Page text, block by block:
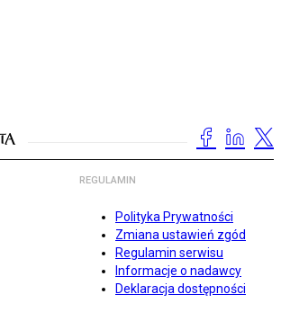
REGULAMIN
Polityka Prywatności
Zmiana ustawień zgód
Regulamin serwisu
Informacje o nadawcy
Deklaracja dostępności